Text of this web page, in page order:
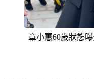
章小蕙60歲狀態